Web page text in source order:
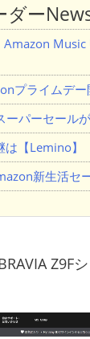
ダー
Amazon
プライムデ
ーパーセール
【Lemino】
新生活セ
Z9F